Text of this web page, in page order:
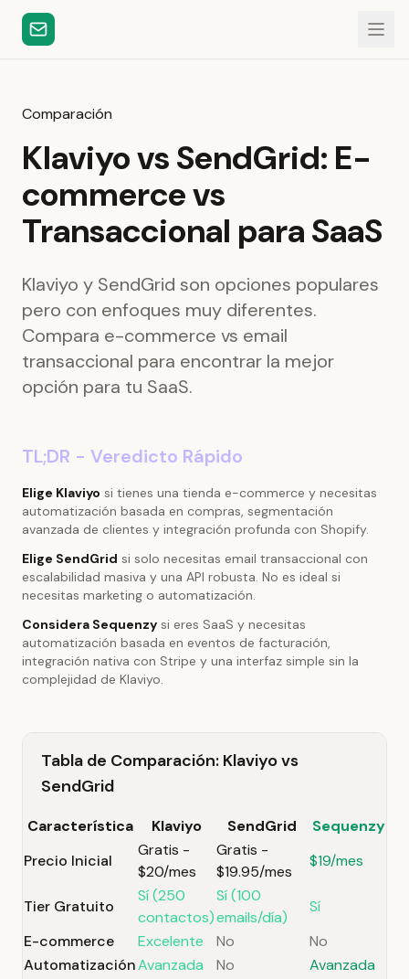
Comparación
Klaviyo vs SendGrid: E-
commerce vs
Transaccional para SaaS
Klaviyo y SendGrid son opciones populares
pero con enfoques muy diferentes.
Compara e-commerce vs email
transaccional para encontrar la mejor
opción para tu SaaS.
TL;DR - Veredicto Rápido
Elige Klaviyo si tienes una tienda e-commerce y necesitas
automatización basada en compras, segmentación
avanzada de clientes y integración profunda con Shopify.
Elige SendGrid si solo necesitas email transaccional con
escalabilidad masiva y una API robusta. No es ideal si
necesitas marketing o automatización.
Considera Sequenzy si eres SaaS y necesitas
automatización basada en eventos de facturación,
integración nativa con Stripe y una interfaz simple sin la
complejidad de Klaviyo.
Tabla de Comparación: Klaviyo vs
SendGrid
Característica Klaviyo SendGrid
Sequenzy
Precio Inicial
Gratis -
$20/mes
Gratis -
$19.95/mes
$19/mes
Tier Gratuito
Sí (250
contactos)
Sí (100
emails/día)
Sí
E-commerce
Excelente No
No
AutomatizaciónAvanzada No
Avanzada